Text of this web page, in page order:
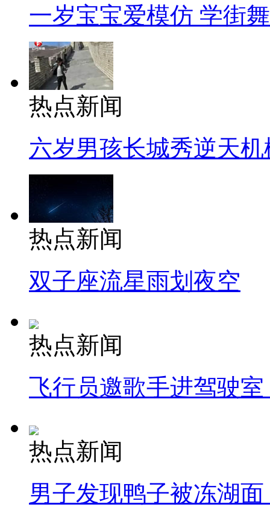
一岁宝宝爱模仿 学街
热点新闻
六岁男孩长城秀逆天机
热点新闻
双子座流星雨划夜空
热点新闻
飞行员邀歌手进驾驶
热点新闻
男子发现鸭子被冻湖